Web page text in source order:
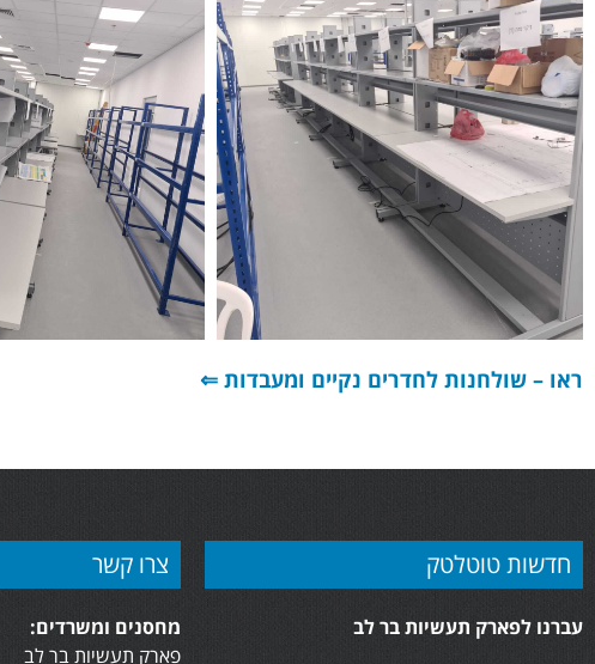
ראו – שולחנות לחדרים נקיים ומעבדות ⇐
חדשות טוטלטק
עברנו לפארק תעשיות בר לב
צרו קשר
מחסנים ומשרדים:
פארק תעשיות בר לב